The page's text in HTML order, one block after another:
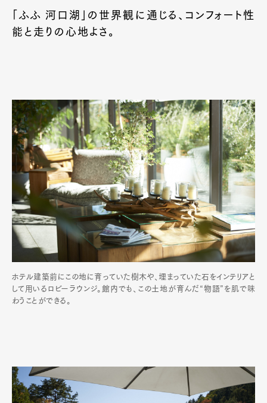
「ふふ 河口湖」の世界観に通じる、コンフォート性
能と走りの心地よさ。
ホテル建築前にこの地に育っていた樹木や、埋まっていた石をインテリアと
して用いるロビーラウンジ。館内でも、この土地が育んだ“物語”を肌で味
わうことができる。